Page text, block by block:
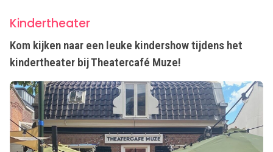
Kindertheater
Kom kijken naar een leuke kindershow tijdens het
kindertheater bij Theatercafé Muze!